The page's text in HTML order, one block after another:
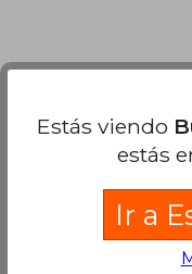
Estás viendo
estás
Ir a